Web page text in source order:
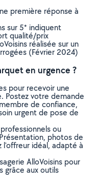
première réponse à
sur 5* indiquent
qualité/prix
réalisée sur un
(Février 2024)
en urgence ?
pour recevoir une
Postez votre demande
de confiance,
urgent de pose de
ou
photos de
l'offreur idéal, adapté à
AlloVoisins pour
grâce aux outils